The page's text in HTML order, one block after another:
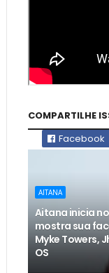
COMPARTILHE
Facebook
AITANA
Aitana inicia
mostra sua
Myke Towers,
OS